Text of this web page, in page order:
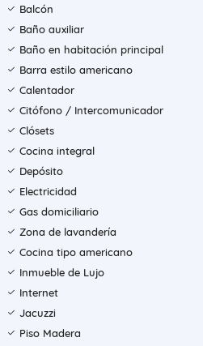
Balcón
Baño auxiliar
Baño en habitación principal
Barra estilo americano
Calentador
Citófono / Intercomunicador
Clósets
Cocina integral
Depósito
Electricidad
Gas domiciliario
Zona de lavandería
Cocina tipo americano
Inmueble de Lujo
Internet
Jacuzzi
Piso Madera